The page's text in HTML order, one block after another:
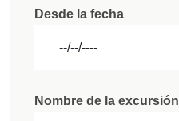
Desde la fecha
Nombre de la excursión